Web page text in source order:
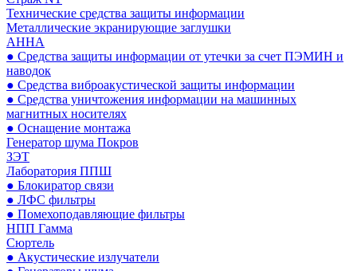
Технические средства защиты информации
Металлические экранирующие заглушки
АННА
● Средства защиты информации от утечки за счет ПЭМИН и
наводок
● Средства виброакустической защиты информации
● Средства уничтожения информации на машинных
магнитных носителях
● Оснащение монтажа
Генератор шума Покров
ЗЭТ
Лаборатория ППШ
● Блокиратор связи
● ЛФС фильтры
● Помехоподавляющие фильтры
НПП Гамма
Сюртель
● Акустические излучатели